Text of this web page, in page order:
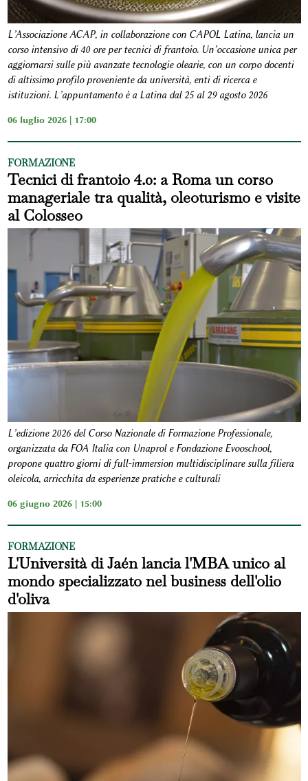
L’Associazione ACAP, in collaborazione con CAPOL Latina, lancia un
corso intensivo di 40 ore per tecnici di frantoio. Un’occasione unica per
aggiornarsi sulle più avanzate tecnologie olearie, con un corpo docenti
di altissimo profilo proveniente da università, enti di ricerca e
istituzioni. L’appuntamento è a Latina dal 25 al 29 agosto 2026
06 luglio 2026 | 17:00
FORMAZIONE
Tecnici di frantoio 4.0: a Roma un corso
manageriale tra qualità, oleoturismo e visite
al Colosseo
L’edizione 2026 del Corso Nazionale di Formazione Professionale,
organizzata da FOA Italia con Unaprol e Fondazione Evooschool,
propone quattro giorni di full-immersion multidisciplinare sulla filiera
oleicola, arricchita da esperienze pratiche e culturali
06 giugno 2026 | 15:00
FORMAZIONE
L'Università di Jaén lancia l'MBA unico al
mondo specializzato nel business dell'olio
d'oliva